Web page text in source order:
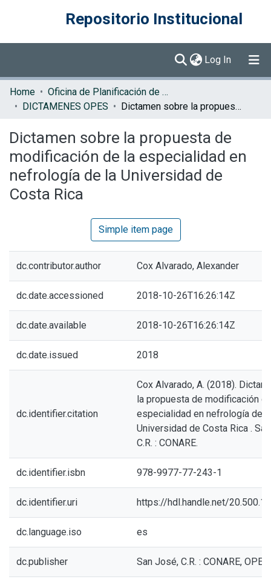
Repositorio Institucional
Log In (current)
Communities & Collections
Browse DSpace
Statistics
Home
Oficina de Planificación de la Educación Superior (OPES)
DICTAMENES OPES
Dictamen sobre la propuesta de modificación de la especialidad en nefrología de la Universidad de Costa Rica
Dictamen sobre la propuesta de
modificación de la especialidad en
nefrología de la Universidad de
Costa Rica
Simple item page
dc.contributor.author Cox Alvarado, Alexander
dc.date.accessioned 2018-10-26T16:26:14Z
dc.date.available 2018-10-26T16:26:14Z
dc.date.issued 2018
dc.identifier.citation
Cox Alvarado, A. (2018).
la propuesta de modificación
especialidad en nefrología de
Universidad de Costa Rica .
C.R. : CONARE.
dc.identifier.isbn 978-9977-77-243-1
dc.identifier.uri https://hdl.handle.net/
dc.language.iso es
dc.publisher San José, C.R. : CONARE, OPES